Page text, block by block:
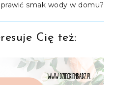
smak wody w domu?
Cię też: